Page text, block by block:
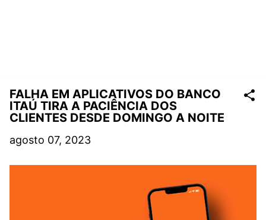
FALHA EM APLICATIVOS DO BANCO
ITAÚ TIRA A PACIÊNCIA DOS
CLIENTES DESDE DOMINGO A NOITE
agosto 07, 2023